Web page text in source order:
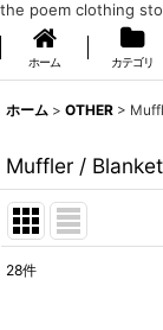
the poem clothing
ホーム カテゴリ
ホーム > OTHER >
Muffler /
28件